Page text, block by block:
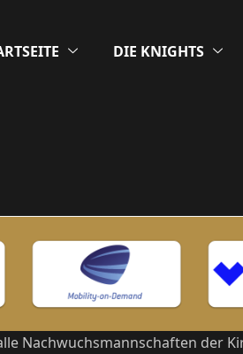
DIE KNIGHTS
Nachwuchsmannschaften der